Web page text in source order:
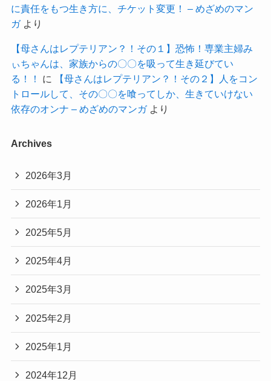
に責任をもつ生き方に、チケット変更！ – めざめのマン
ガより
【母さんはレプテリアン？！その１】恐怖！専業主婦み
ぃちゃんは、家族からの〇〇を吸って生き延びてい
る！！
に
【母さんはレプテリアン？！その２】人をコン
トロールして、その〇〇を喰ってしか、生きていけない
依存のオンナ – めざめのマンガより
Archives
2026年3月
2026年1月
2025年5月
2025年4月
2025年3月
2025年2月
2025年1月
2024年12月